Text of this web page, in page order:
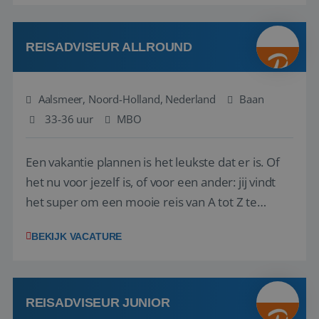
klanten te overtuigen om die droomreis te
boeken! ...
REISADVISEUR ALLROUND
Aalsmeer, Noord-Holland, Nederland
Baan
33-36 uur
MBO
Een vakantie plannen is het leukste dat er is. Of
het nu voor jezelf is, of voor een ander: jij vindt
het super om een mooie reis van A tot Z te
vakantiegangers de meest prachtige plekjes op
werken: of het nu gaat om vragen ...
BEKIJK VACATURE
REISADVISEUR JUNIOR